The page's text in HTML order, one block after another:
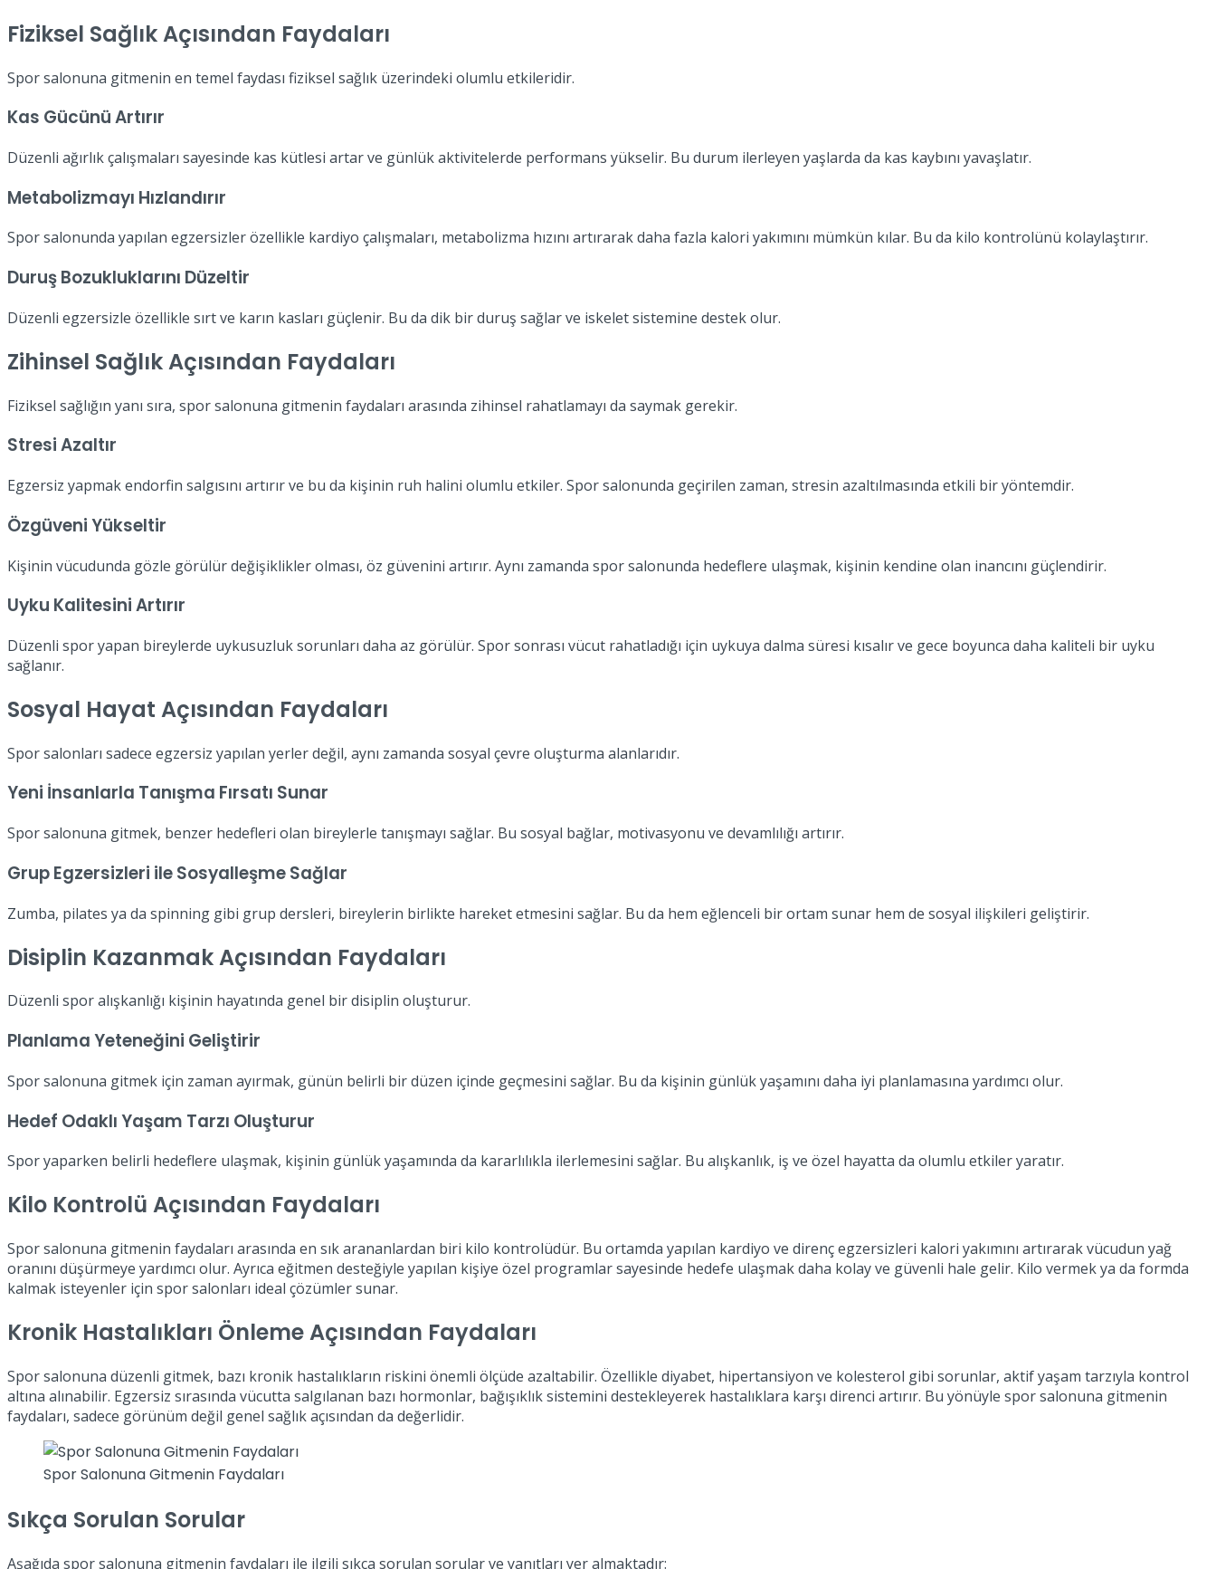
Fiziksel Sağlık Açısından Faydaları
Spor salonuna gitmenin en temel faydası fiziksel sağlık üzerindeki olumlu etkileridir.
Kas Gücünü Artırır
Düzenli ağırlık çalışmaları sayesinde kas kütlesi artar ve günlük aktivitelerde performans yükselir. Bu durum ilerleyen yaşlarda da kas kaybını yavaşlatır.
Metabolizmayı Hızlandırır
Spor salonunda yapılan egzersizler özellikle kardiyo çalışmaları, metabolizma hızını artırarak daha fazla kalori yakımını mümkün kılar. Bu da kilo kontrolünü kolaylaştırır.
Duruş Bozukluklarını Düzeltir
Düzenli egzersizle özellikle sırt ve karın kasları güçlenir. Bu da dik bir duruş sağlar ve iskelet sistemine destek olur.
Zihinsel Sağlık Açısından Faydaları
Fiziksel sağlığın yanı sıra, spor salonuna gitmenin faydaları arasında zihinsel rahatlamayı da saymak gerekir.
Stresi Azaltır
Egzersiz yapmak endorfin salgısını artırır ve bu da kişinin ruh halini olumlu etkiler. Spor salonunda geçirilen zaman, stresin azaltılmasında etkili bir yöntemdir.
Özgüveni Yükseltir
Kişinin vücudunda gözle görülür değişiklikler olması, öz güvenini artırır. Aynı zamanda spor salonunda hedeflere ulaşmak, kişinin kendine olan inancını güçlendirir.
Uyku Kalitesini Artırır
Düzenli spor yapan bireylerde uykusuzluk sorunları daha az görülür. Spor sonrası vücut rahatladığı için uykuya dalma süresi kısalır ve gece boyunca daha kaliteli bir uyku
sağlanır.
Sosyal Hayat Açısından Faydaları
Spor salonları sadece egzersiz yapılan yerler değil, aynı zamanda sosyal çevre oluşturma alanlarıdır.
Yeni İnsanlarla Tanışma Fırsatı Sunar
Spor salonuna gitmek, benzer hedefleri olan bireylerle tanışmayı sağlar. Bu sosyal bağlar, motivasyonu ve devamlılığı artırır.
Grup Egzersizleri ile Sosyalleşme Sağlar
Zumba, pilates ya da spinning gibi grup dersleri, bireylerin birlikte hareket etmesini sağlar. Bu da hem eğlenceli bir ortam sunar hem de sosyal ilişkileri geliştirir.
Disiplin Kazanmak Açısından Faydaları
Düzenli spor alışkanlığı kişinin hayatında genel bir disiplin oluşturur.
Planlama Yeteneğini Geliştirir
Spor salonuna gitmek için zaman ayırmak, günün belirli bir düzen içinde geçmesini sağlar. Bu da kişinin günlük yaşamını daha iyi planlamasına yardımcı olur.
Hedef Odaklı Yaşam Tarzı Oluşturur
Spor yaparken belirli hedeflere ulaşmak, kişinin günlük yaşamında da kararlılıkla ilerlemesini sağlar. Bu alışkanlık, iş ve özel hayatta da olumlu etkiler yaratır.
Kilo Kontrolü Açısından Faydaları
Spor salonuna gitmenin faydaları arasında en sık arananlardan biri kilo kontrolüdür. Bu ortamda yapılan kardiyo ve direnç egzersizleri kalori yakımını artırarak vücudun yağ
oranını düşürmeye yardımcı olur. Ayrıca eğitmen desteğiyle yapılan kişiye özel programlar sayesinde hedefe ulaşmak daha kolay ve güvenli hale gelir. Kilo vermek ya da formda
kalmak isteyenler için spor salonları ideal çözümler sunar.
Kronik Hastalıkları Önleme Açısından Faydaları
Spor salonuna düzenli gitmek, bazı kronik hastalıkların riskini önemli ölçüde azaltabilir. Özellikle diyabet, hipertansiyon ve kolesterol gibi sorunlar, aktif yaşam tarzıyla kontrol
altına alınabilir. Egzersiz sırasında vücutta salgılanan bazı hormonlar, bağışıklık sistemini destekleyerek hastalıklara karşı direnci artırır. Bu yönüyle spor salonuna gitmenin
faydaları, sadece görünüm değil genel sağlık açısından da değerlidir.
Spor Salonuna Gitmenin Faydaları
Sıkça Sorulan Sorular
Aşağıda spor salonuna gitmenin faydaları ile ilgili sıkça sorulan sorular ve yanıtları yer almaktadır: